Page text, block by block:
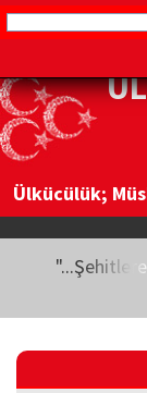
Ülkücülük;